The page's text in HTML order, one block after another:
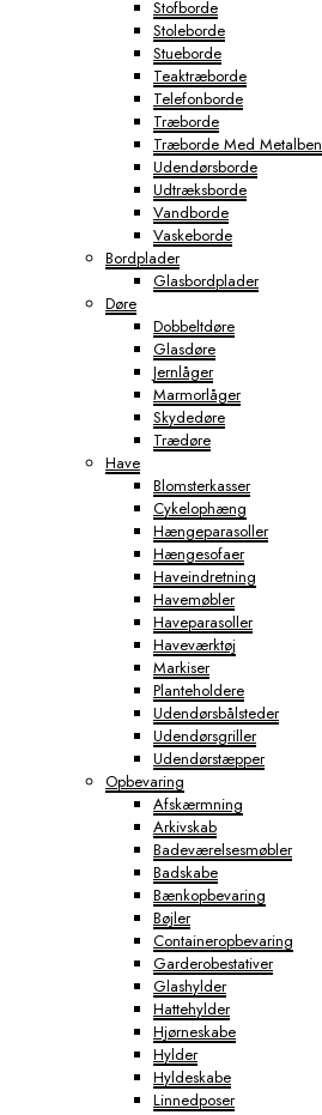
Stofborde
Stoleborde
Stueborde
Teaktræborde
Telefonborde
Træborde
Træborde Med Metalben
Udendørsborde
Udtræksborde
Vandborde
Vaskeborde
Bordplader
Glasbordplader
Døre
Dobbeltdøre
Glasdøre
Jernlåger
Marmorlåger
Skydedøre
Trædøre
Have
Blomsterkasser
Cykelophæng
Hængeparasoller
Hængesofaer
Haveindretning
Havemøbler
Haveparasoller
Haveværktøj
Markiser
Planteholdere
Udendørsbålsteder
Udendørsgriller
Udendørstæpper
Opbevaring
Afskærmning
Arkivskab
Badeværelsesmøbler
Badskabe
Bænkopbevaring
Bøjler
Containeropbevaring
Garderobestativer
Glashylder
Hattehylder
Hjørneskabe
Hylder
Hyldeskabe
Linnedposer